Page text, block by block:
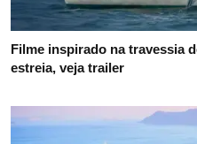
Filme inspirado na travessia
estreia, veja trailer